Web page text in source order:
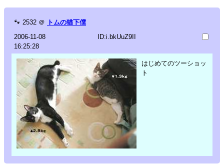
🐾 2532 ＠ トムの猫下僕
2006-11-08
16:25:28
ID:i.bkUuZ9II
はじめてのツーショッ
ト